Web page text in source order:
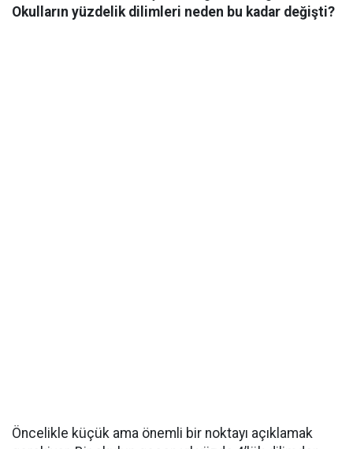
Okulların yüzdelik dilimleri neden bu kadar değişti?
Öncelikle küçük ama önemli bir noktayı açıklamak